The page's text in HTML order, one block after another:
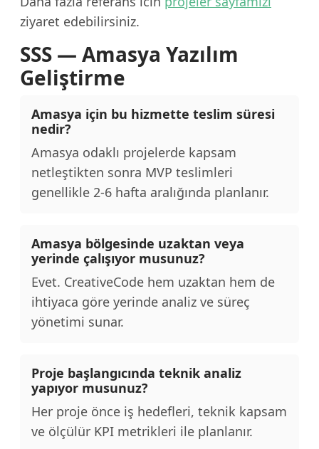
ziyaret edebilirsiniz.
SSS — Amasya Yazılım
Geliştirme
Amasya için bu hizmette teslim süresi
nedir?
Amasya odaklı projelerde kapsam
netleştikten sonra MVP teslimleri
genellikle 2-6 hafta aralığında planlanır.
Amasya bölgesinde uzaktan veya
yerinde çalışıyor musunuz?
Evet. CreativeCode hem uzaktan hem de
ihtiyaca göre yerinde analiz ve süreç
yönetimi sunar.
Proje başlangıcında teknik analiz
yapıyor musunuz?
Her proje önce iş hedefleri, teknik kapsam
ve ölçülür KPI metrikleri ile planlanır.